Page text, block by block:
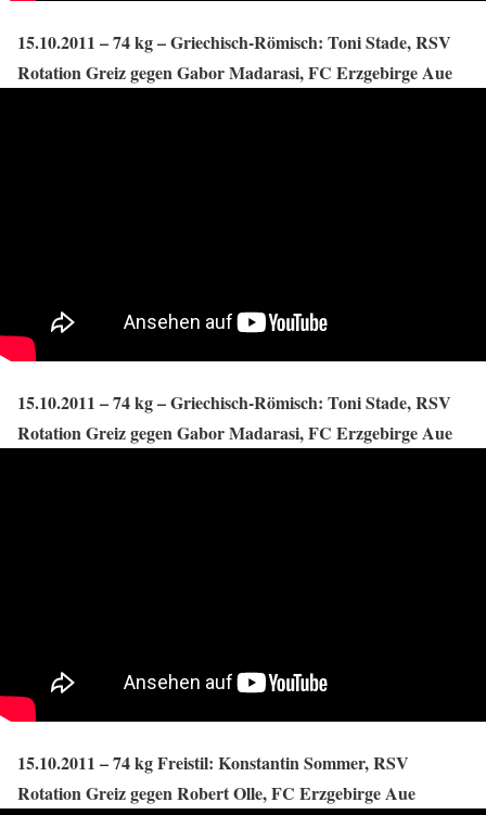
15.10.2011 – 74 kg – Griechisch-Römisch: Toni Stade, RSV
Rotation Greiz gegen Gabor Madarasi, FC Erzgebirge Aue
15.10.2011 – 74 kg – Griechisch-Römisch: Toni Stade, RSV
Rotation Greiz gegen Gabor Madarasi, FC Erzgebirge Aue
15.10.2011 – 74 kg Freistil: Konstantin Sommer, RSV
Rotation Greiz gegen Robert Olle, FC Erzgebirge Aue